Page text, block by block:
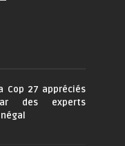
Cop 27 appréciés
des experts